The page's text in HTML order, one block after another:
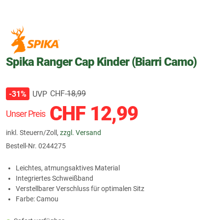
Spika Ranger Cap Kinder (Biarri Camo)
Unser Preis CHF12,99
inkl. Steuern/Zoll, zzgl. Versand
-31% UVP CHF18,99
Bestell-Nr. 0244275
Leichtes, atmungsaktives Material
Integriertes Schweißband
Verstellbarer Verschluss für optimalen Sitz
Farbe: Camou